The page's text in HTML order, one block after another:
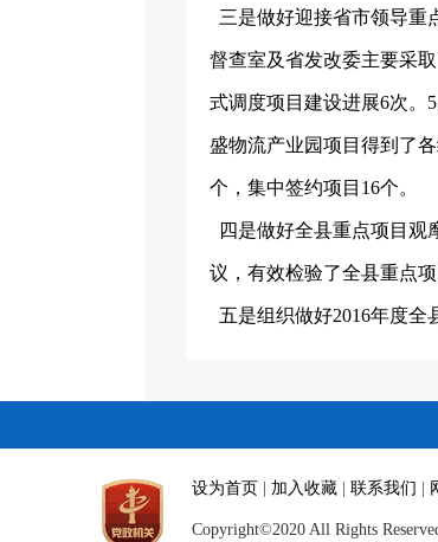
三是做好迎接省市领导重
督查室及省发改委主要采
式调度项目建设进展6次。
盛物流产业园项目得到了
个，集中签约项目16个。
四是做好全县重点项目观
议，有效检验了全县重点
五是组织做好2016年度全
设为首页 加入收藏 联系我们
Copyright©2020 All Rights